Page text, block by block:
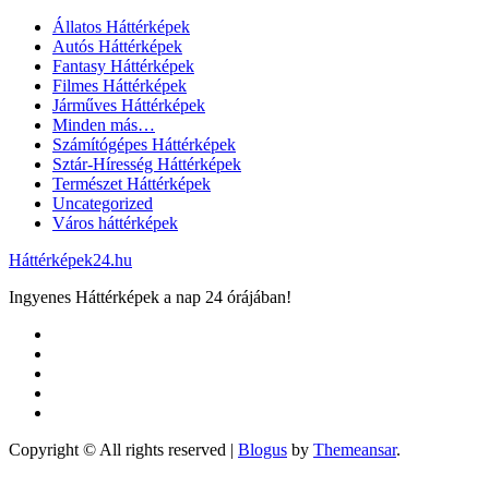
Állatos Háttérképek
Autós Háttérképek
Fantasy Háttérképek
Filmes Háttérképek
Járműves Háttérképek
Minden más…
Számítógépes Háttérképek
Sztár-Híresség Háttérképek
Természet Háttérképek
Uncategorized
Város háttérképek
Háttérképek24.hu
Ingyenes Háttérképek a nap 24 órájában!
Copyright © All rights reserved | Blogus by Themeansar.